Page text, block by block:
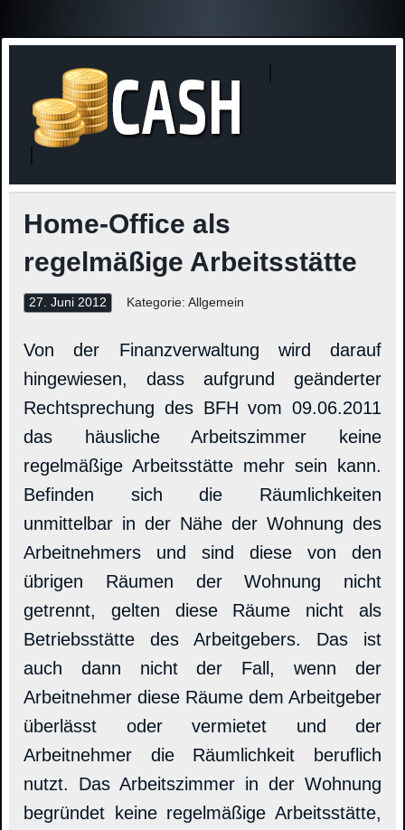
Home-Office als
regelmäßige Arbeitsstätte
27. Juni 2012 Kategorie: Allgemein
Von der Finanzverwaltung wird darauf
hingewiesen, dass aufgrund geänderter
Rechtsprechung des BFH vom 09.06.2011
das häusliche Arbeitszimmer keine
regelmäßige Arbeitsstätte mehr sein kann.
Befinden sich die Räumlichkeiten
unmittelbar in der Nähe der Wohnung des
Arbeitnehmers und sind diese von den
übrigen Räumen der Wohnung nicht
getrennt, gelten diese Räume nicht als
Betriebsstätte des Arbeitgebers. Das ist
auch dann nicht der Fall, wenn der
Arbeitnehmer diese Räume dem Arbeitgeber
überlässt oder vermietet und der
Arbeitnehmer die Räumlichkeit beruflich
nutzt. Das Arbeitszimmer in der Wohnung
begründet keine regelmäßige Arbeitsstätte,